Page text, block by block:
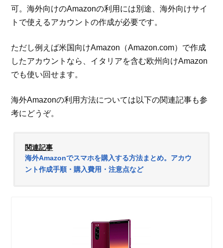
可。海外向けのAmazonの利用には別途、海外向けサイ
トで使えるアカウントの作成が必要です。
ただし例えば米国向けAmazon（Amazon.com）で作成
したアカウントなら、イタリアを含む欧州向けAmazon
でも使い回せます。
海外Amazonの利用方法については以下の関連記事も参
考にどうぞ。
関連記事
海外Amazonでスマホを購入する方法まとめ。アカウ
ント作成手順・購入費用・注意点など